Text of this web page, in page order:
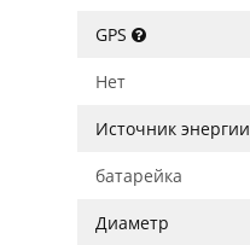
GPS
Нет
Источник энергии
батарейка
Диаметр